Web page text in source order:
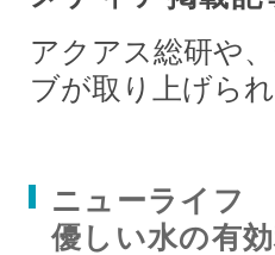
アクアス総研や
ブが取り上げら
ニューライフ
優しい水の有